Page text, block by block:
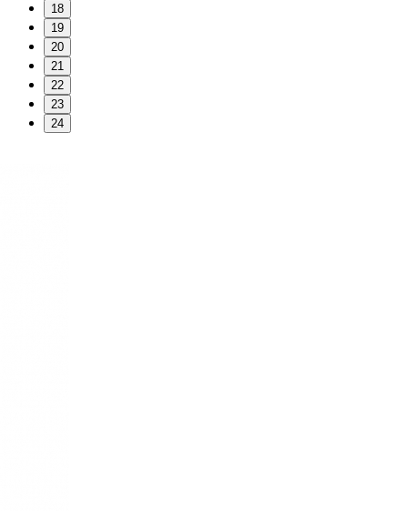
18
19
20
21
22
23
24